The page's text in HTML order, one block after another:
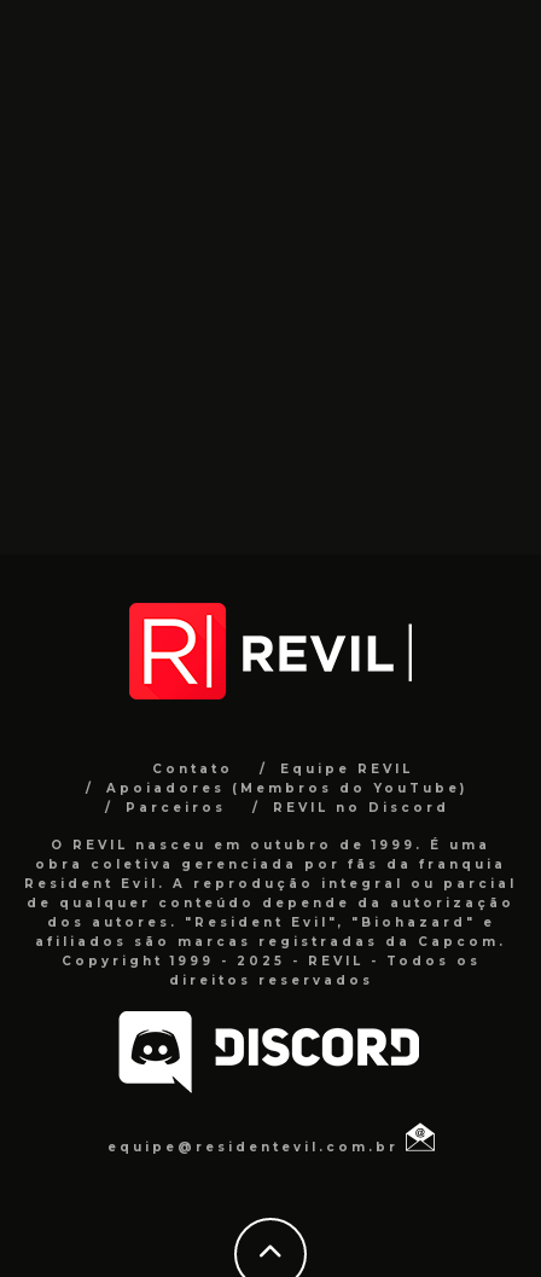
Contato
Equipe REVIL
Apoiadores (Membros do YouTube)
Parceiros
REVIL no Discord
O REVIL nasceu em outubro de 1999. É uma
obra coletiva gerenciada por fãs da franquia
Resident Evil. A reprodução integral ou parcial
de qualquer conteúdo depende da autorização
dos autores. "Resident Evil", "Biohazard" e
afiliados são marcas registradas da Capcom.
Copyright 1999 - 2025 - REVIL - Todos os
direitos reservados
equipe@residentevil.com.br